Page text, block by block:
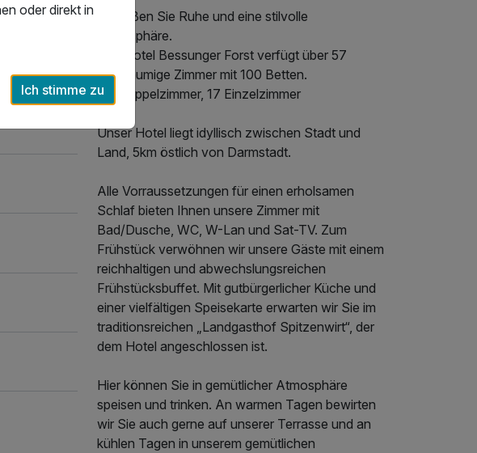
Genießen Sie Ruhe und eine stilvolle
Atmosphäre.
Das Hotel Bessunger Forst verfügt über 57
großräumige Zimmer mit 100 Betten.
40 Doppelzimmer, 17 Einzelzimmer
Unser Hotel liegt idyllisch zwischen Stadt und
Land, 5km östlich von Darmstadt.
Alle Vorraussetzungen für einen erholsamen
Schlaf bieten Ihnen unsere Zimmer mit
Bad/Dusche, WC, W-Lan und Sat-TV. Zum
Frühstück verwöhnen wir unsere Gäste mit einem
reichhaltigen und abwechslungsreichen
Frühstücksbuffet. Mit gutbürgerlicher Küche und
einer vielfältigen Speisekarte erwarten wir Sie im
traditionsreichen „Landgasthof Spitzenwirt“, der
dem Hotel angeschlossen ist.
Hier können Sie in gemütlicher Atmosphäre
speisen und trinken. An warmen Tagen bewirten
wir Sie auch gerne auf unserer Terrasse und an
kühlen Tagen in unserem gemütlichen
oder direkt in
Ich stimme zu